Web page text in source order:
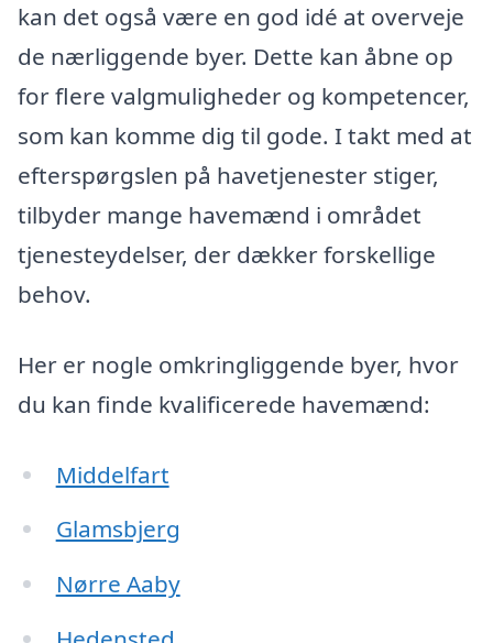
kan det også være en god idé at overveje
de nærliggende byer. Dette kan åbne op
for flere valgmuligheder og kompetencer,
som kan komme dig til gode. I takt med at
efterspørgslen på havetjenester stiger,
tilbyder mange havemænd i området
tjenesteydelser, der dækker forskellige
behov.
Her er nogle omkringliggende byer, hvor
du kan finde kvalificerede havemænd:
Middelfart
Glamsbjerg
Nørre Aaby